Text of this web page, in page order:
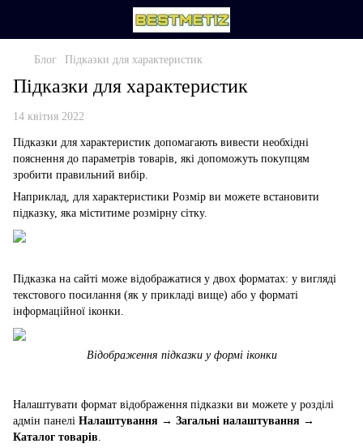
Блог Підказки для характеристик
Підказки для характеристик
14 квітня 2022
Підказки для характеристик допомагають вивести необхідні
пояснення до параметрів товарів, які допоможуть покупцям
зробити правильний вибір.
Наприклад, для характеристики Розмір ви можете встановити
підказку, яка міститиме розмірну сітку.
Підказка на сайті може відображатися у двох форматах: у вигляді
текстового посилання (як у прикладі вище) або у форматі
інформаційної іконки.
Відображення підказки у формі іконки
Налаштувати формат відображення підказки ви можете у розділі
адмін панелі Налаштування → Загальні налаштування →
Каталог товарів